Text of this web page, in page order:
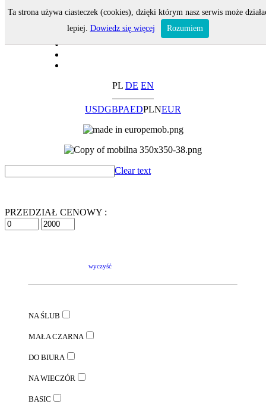
PL DE EN
USDGBPAEDPLNEUR
Clear text
PRZEDZIAŁ CENOWY :
wyczyść
NA ŚLUB
MAŁA CZARNA
DO BIURA
NA WIECZÓR
BASIC
Ta strona używa ciasteczek (cookies), dzięki którym nasz serwis może
lepiej. Dowiedz się więcej Rozumiem